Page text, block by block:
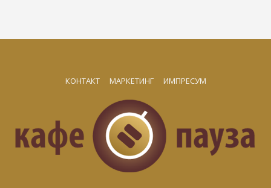
КОНТАКТ МАРКЕТИНГ ИМПРЕСУМ